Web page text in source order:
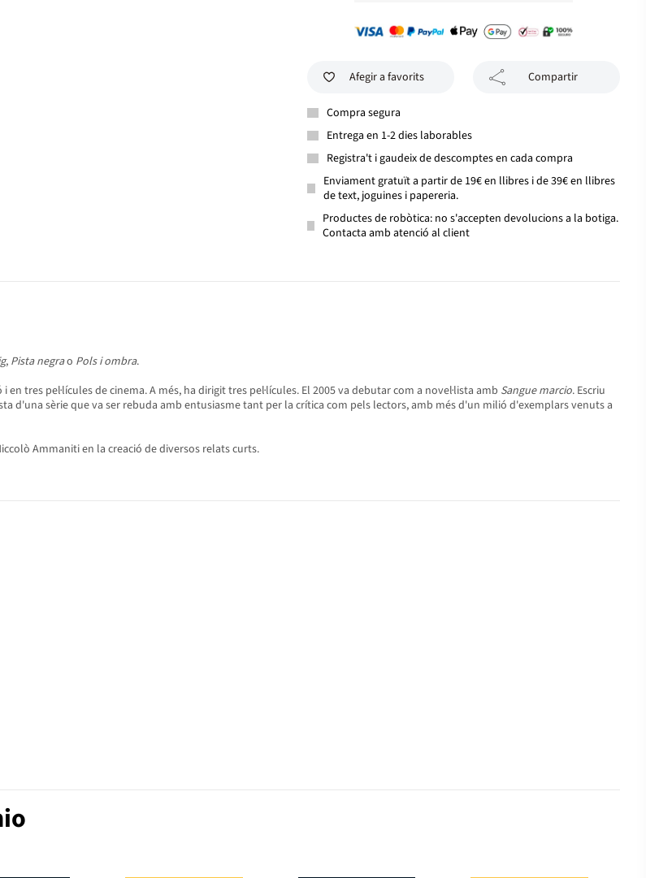
Afegir a favorits Compartir
Compra segura
Entrega en 1-2 dies laborables
Registra't i gaudeix de descomptes en cada compra
Enviament gratuït a partir de 19€ en llibres i de 39€ en llibres
de text, joguines i papereria.
Productes de robòtica: no s'accepten devolucions a la botiga.
Contacta amb atenció al client
, Pista negrao Pols i ombra.
tres pel·lícules de cinema. A més, ha dirigit tres pel·lícules. El 2005 va debutar com a novel·lista amb Sangue marcio. Escriu
d'una sèrie que va ser rebuda amb entusiasme tant per la crítica com pels lectors, amb més d'un milió d'exemplars venuts a
Ammaniti en la creació de diversos relats curts.